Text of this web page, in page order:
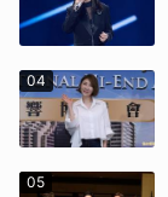
04
05